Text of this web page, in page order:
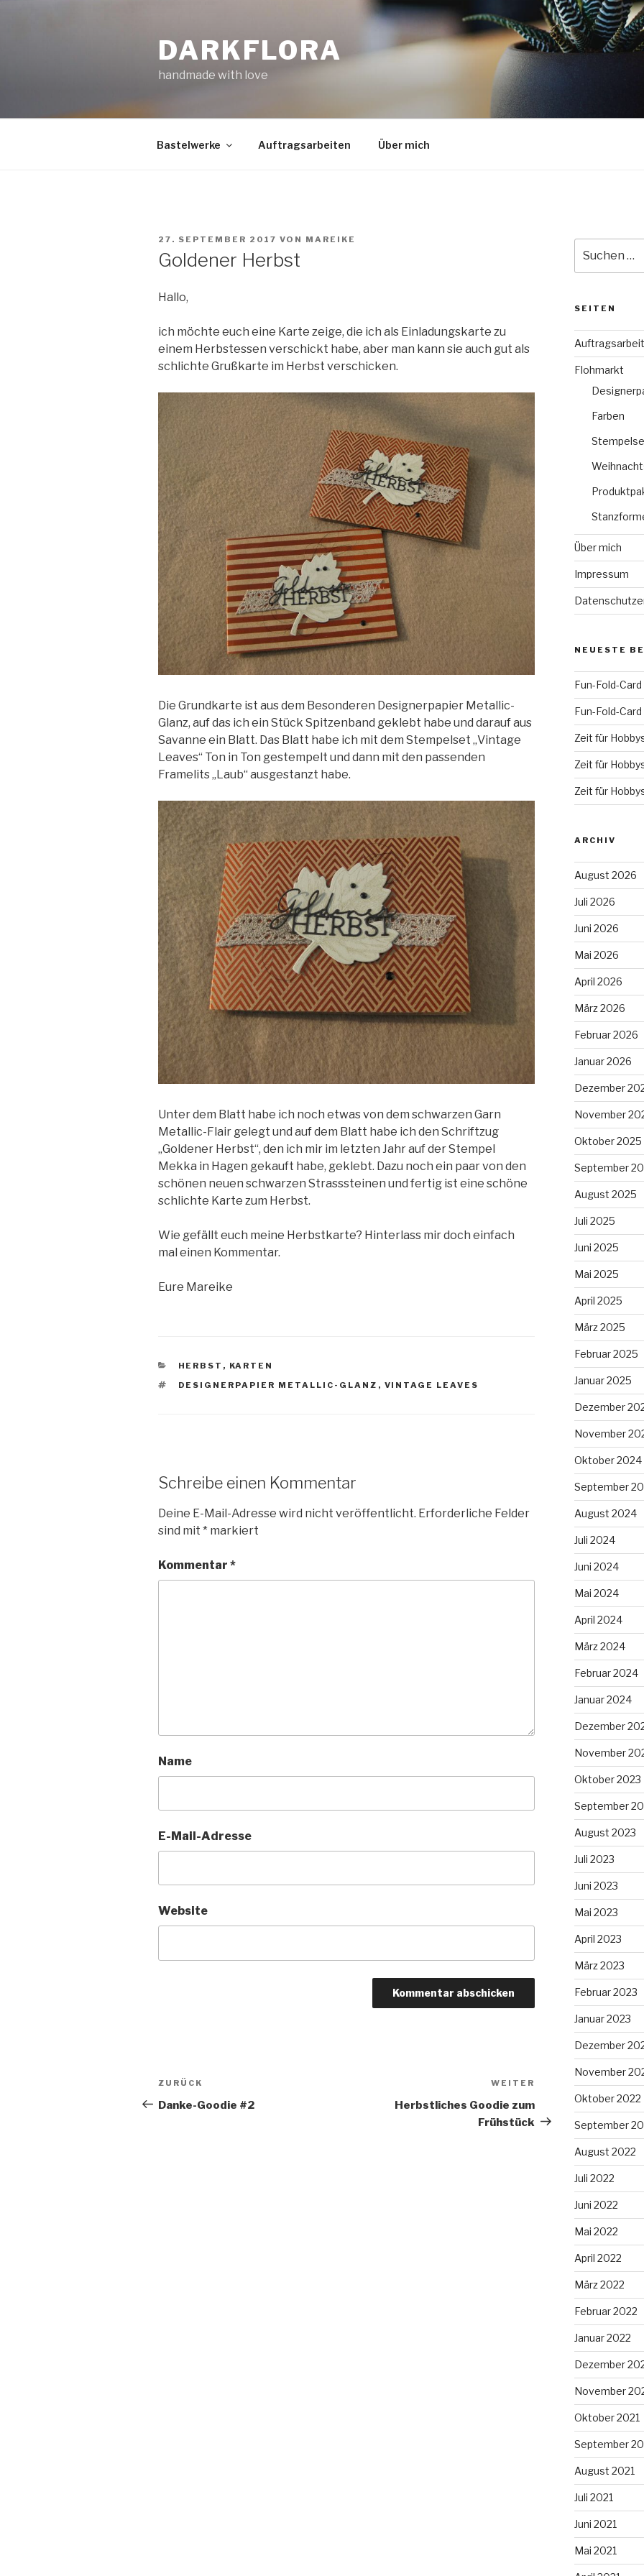
DARKFLORA
handmade with love
Bastelwerke Auftragsarbeiten Über mich
VERÖFFENTLICHT
27. SEPTEMBER 2017 VON MAREIKE
Goldener Herbst
Hallo,
ich möchte euch eine Karte zeige, die ich als Einladungskarte zu
einem Herbstessen verschickt habe, aber man kann sie auch gut als
schlichte Grußkarte im Herbst verschicken.
Die Grundkarte ist aus dem Besonderen Designerpapier Metallic-
Glanz, auf das ich ein Stück Spitzenband geklebt habe und darauf aus
Savanne ein Blatt. Das Blatt habe ich mit dem Stempelset „Vintage
Leaves“ Ton in Ton gestempelt und dann mit den passenden
Framelits „Laub“ ausgestanzt habe.
Unter dem Blatt habe ich noch etwas von dem schwarzen Garn
Metallic-Flair gelegt und auf dem Blatt habe ich den Schriftzug
„Goldener Herbst“, den ich mir im letzten Jahr auf der Stempel
Mekka in Hagen gekauft habe, geklebt. Dazu noch ein paar von den
schönen neuen schwarzen Strasssteinen und fertig ist eine schöne
schlichte Karte zum Herbst.
Wie gefällt euch meine Herbstkarte? Hinterlass mir doch einfach
mal einen Kommentar.
Eure Mareike
KATEGORIEN
HERBST , KARTEN
SCHLAGWÖRTER
DESIGNERPAPIER METALLIC-GLANZ , VINTAGE LEAVES
Schreibe einen Kommentar
Deine E-Mail-Adresse wird nicht veröffentlicht. Erforderliche Felder
sind mit * markiert
Kommentar *
Name
E-Mail-Adresse
Website
Beitragsnavigation
Vorheriger
Beitrag
ZURÜCK
Danke-Goodie #2
Nächster
Beitrag
WEITER
Herbstliches Goodie zum
Frühstück
nach:
SEITEN
Flohmarkt
Farben
Über mich
Impressum
NEUESTE
Fun-Fold-
Fun-Fold-
Zeit für
Zeit für
Zeit für
ARCHIV
August 2026
Juli 2026
Juni 2026
Mai 2026
April 2026
März 2026
Februar 2026
Januar 2026
Dezember
November
Oktober 2025
September
August 2025
Juli 2025
Juni 2025
Mai 2025
April 2025
März 2025
Februar 2025
Januar 2025
Dezember
November
Oktober 2024
September
August 2024
Juli 2024
Juni 2024
Mai 2024
April 2024
März 2024
Februar 2024
Januar 2024
Dezember
November
Oktober 2023
September
August 2023
Juli 2023
Juni 2023
Mai 2023
April 2023
März 2023
Februar 2023
Januar 2023
Dezember
November
Oktober 2022
September
August 2022
Juli 2022
Juni 2022
Mai 2022
April 2022
März 2022
Februar 2022
Januar 2022
Dezember
November
Oktober 2021
September
August 2021
Juli 2021
Juni 2021
Mai 2021